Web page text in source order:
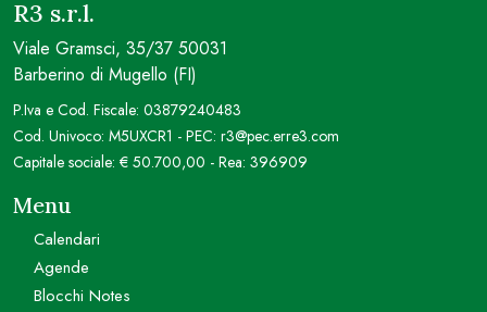
R3 s.r.l.
Viale Gramsci, 35/37 50031
Barberino di Mugello (FI)
P.Iva e Cod. Fiscale: 03879240483
Cod. Univoco: M5UXCR1 - PEC: r3@pec.erre3.com
Capitale sociale: € 50.700,00 - Rea: 396909
Menu
Calendari
Agende
Blocchi Notes